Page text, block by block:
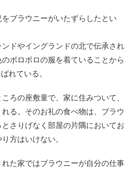
ブラウニーがいたずらしたとい
ドやイングランドの北で伝承され
ボロボロの服を着ていることから
れている。
ろの座敷童で、家に住みついて、
る。そのお礼の食べ物は、ブラウ
さりげなく部屋の片隅においてお
方はいけない。
た家ではブラウニーが自分の仕事